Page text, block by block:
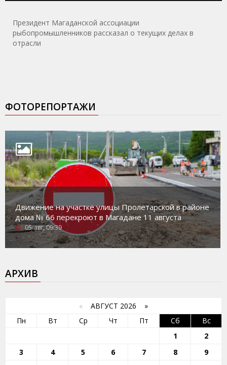
Президент Магаданской ассоциации
рыбопромышленников рассказал о текущих делах в
отрасли
ФОТОРЕПОРТАЖИ
Движение на участке улицы Пролетарской в районе
дома № 66 перекроют в Магадане 11 августа
05-авг, 09:39
АРХИВ
« АВГУСТ 2026 »
Пн
Вт Ср Чт Пт Сб
Вс
1
2
3
4 5 6 7 8
9